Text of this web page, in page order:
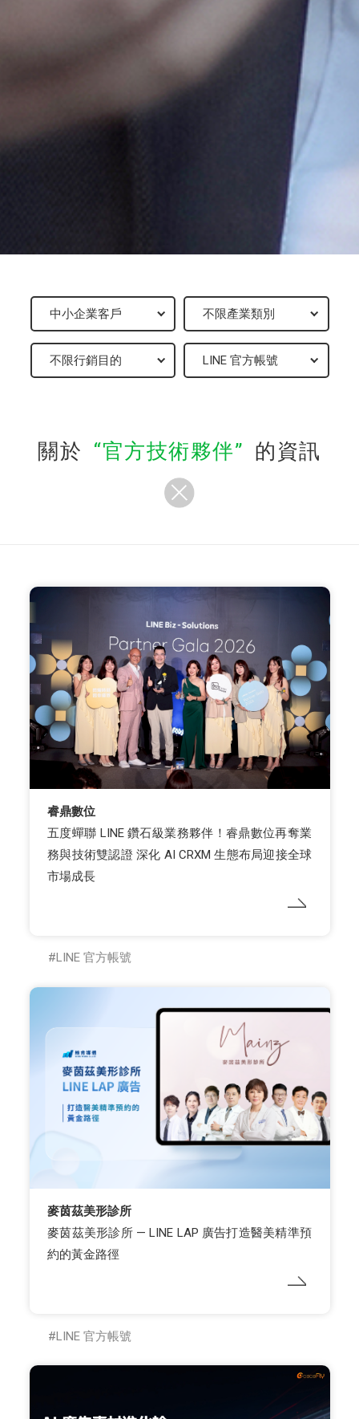
關於 官方技術夥伴 的資訊
睿鼎數位
五度蟬聯 LINE 鑽石級業務夥伴！睿鼎數位再奪業
務與技術雙認證 深化 AI CRXM 生態布局迎接全球
市場成長
LINE 官方帳號
麥茵茲美形診所
麥茵茲美形診所 — LINE LAP 廣告打造醫美精準預
約的黃金路徑
LINE 官方帳號